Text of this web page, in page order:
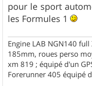
pour le sport
les Formules 1
Engine LAB NGN140
185mm, roues perso
xm 819 ; équipé d'un
Forerunner 405 équipé